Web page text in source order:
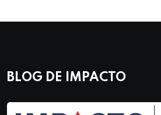
BLOG DE IMPACTO